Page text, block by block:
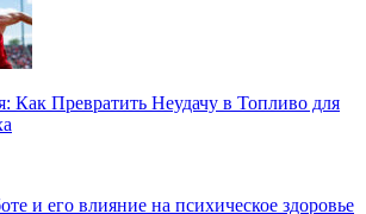
Как Превратить Неудачу в Топливо для
и его влияние на психическое здоровье